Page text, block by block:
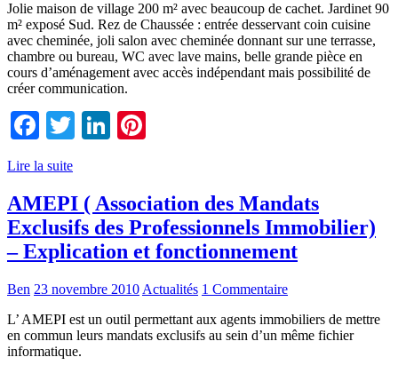
Jolie maison de village 200 m² avec beaucoup de cachet. Jardinet 90
m² exposé Sud. Rez de Chaussée : entrée desservant coin cuisine
avec cheminée, joli salon avec cheminée donnant sur une terrasse,
chambre ou bureau, WC avec lave mains, belle grande pièce en
cours d’aménagement avec accès indépendant mais possibilité de
créer communication.
Facebook
TwitterLinkedIn
Lire la suite
AMEPI ( Association des Mandats
Exclusifs des Professionnels Immobilier)
– Explication et fonctionnement
Ben 23 novembre 2010 Actualités 1 Commentaire
L’ AMEPI est un outil permettant aux agents immobiliers de mettre
en commun leurs mandats exclusifs au sein d’un même fichier
informatique.